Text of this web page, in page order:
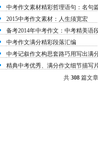
中考作文素材精彩哲理语句：名句
2015中考作文素材：人生须宽宏
备考2014年中考作文：中考精美语
中考作文满分精彩段落汇编
中考记叙作文构思套路巧用写出满
精典中考优秀、满分作文细节描写
共 308 篇文